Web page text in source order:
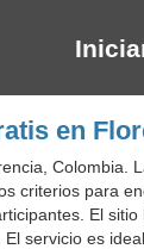
en
Colombia.
criterios para
El
servicio es